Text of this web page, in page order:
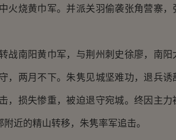
火烧黄巾军。并派关羽偷袭张角营寨，
南阳黄巾军，与荆州刺史徐廖，南阳
，两月不下。朱隽见城坚难功，退兵诱
损失惨重，被迫退守宛城。终因主力
近的精山转移，朱隽率军追击。